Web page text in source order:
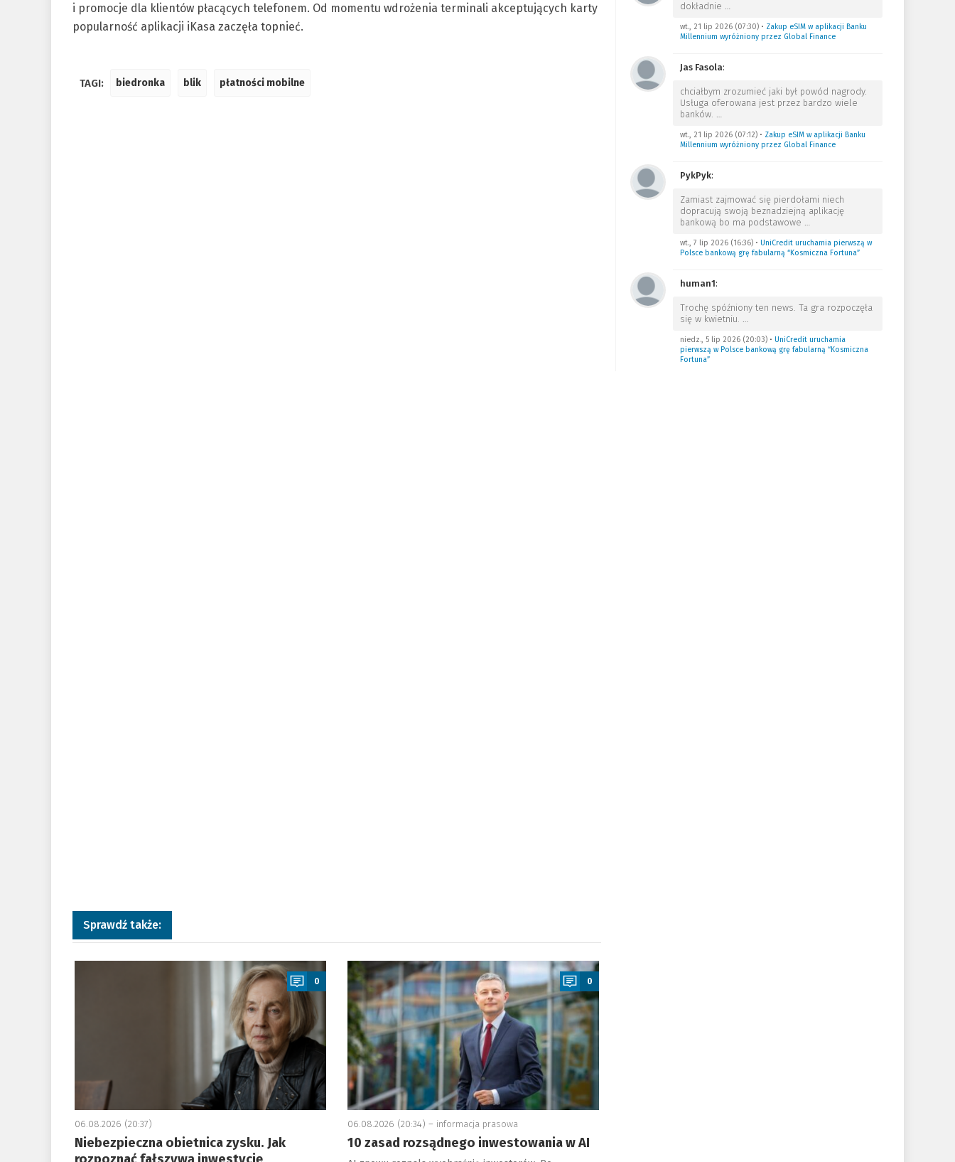
i promocje dla klientów płacących telefonem. Od momentu wdrożenia terminali akceptujących karty
popularność aplikacji iKasa zaczęła topnieć.
TAGI: biedronka blik płatności mobilne
Sprawdź także:
a
0
06.08.2026 (20:37)
Niebezpieczna obietnica zysku. Jak
a
0
06.08.2026 (20:34) – informacja prasowa
10 zasad rozsądnego inwestowania w AI
dokładnie …
wt., 21 lip 2026 (07:30)• Zakup eSIM w aplikacji Banku
Millennium wyróżniony przez Global Finance
Jas Fasola:
chciałbym zrozumieć jaki był powód nagrody.
Usługa oferowana jest przez bardzo wiele
banków. …
wt., 21 lip 2026 (07:12)• Zakup eSIM w aplikacji Banku
Millennium wyróżniony przez Global Finance
PykPyk:
Zamiast zajmować się pierdołami niech
dopracują swoją beznadziejną aplikację
bankową bo ma podstawowe …
wt., 7 lip 2026 (16:36)• UniCredit uruchamia pierwszą w
Polsce bankową grę fabularną “Kosmiczna Fortuna”
human1:
Trochę spóźniony ten news. Ta gra rozpoczęła
się w kwietniu. …
niedz., 5 lip 2026 (20:03)• UniCredit uruchamia
pierwszą w Polsce bankową grę fabularną “Kosmiczna
Fortuna”